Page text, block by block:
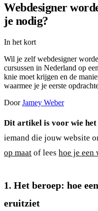
Webdesigner
je nodig?
In het kort
Wil je zelf webdesigner
cursussen in Nederland op
knie moet krijgen en de
waarmee je je eerste
Door Jamey Weber
Dit artikel is voor wie
iemand die jouw website
op maat of lees hoe je een
1. Het beroep: hoe
eruitziet